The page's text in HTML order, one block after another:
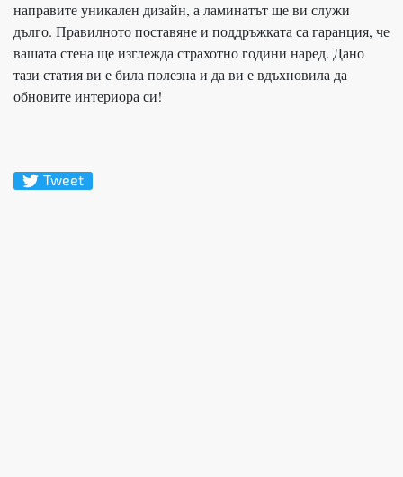
направите уникален дизайн, а ламинатът ще ви служи
дълго. Правилното поставяне и поддръжката са гаранция, че
вашата стена ще изглежда страхотно години наред. Дано
тази статия ви е била полезна и да ви е вдъхновила да
обновите интериора си!
Tweet